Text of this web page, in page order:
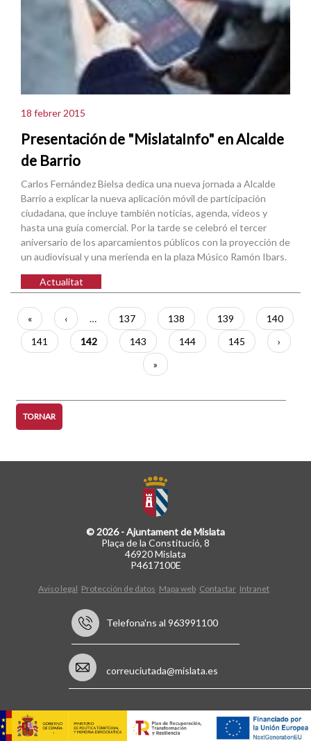
18 febrer 2015
Presentación de "MislataInfo" en Alcalde
de Barrio
Carlos Fernández Bielsa dedica una nueva jornada a Alcalde
Barrio a explicar la nueva aplicación móvil de participación
ciudadana, que incluye también noticias, agenda, vídeos y
hasta una guía comercial. Por la tarde se celebró el tercer
aniversario de los aparcamientos públicos con la proyección de
un audiovisual y una merienda en la plaza Músico Ramón Ibars.
Actualitat
Paginació
Primera
pàgina
«
Pàgina
anterior
‹ … Pàgina
137 Pàgina
138 Pàgina
139 Pàgina
140
Pàgina
141
Pàgina
actual
142 Pàgina
143 Pàgina
144 Pàgina
145
Pàgina
›
Última
pàgina
»
TORNAR
© 2026 - Ajuntament de Mislata
Plaça de la Constitució, 8
46920 Mislata
P4617100E
Aviso legal Protección de datos Mapa web Contactar Intranet
Telefona'ns al 963991100
correuciutada@mislata.es